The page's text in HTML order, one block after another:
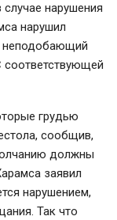
нарушения
нарушил
неподобающий
соответствующей
грудью
сообщив,
должны
заявил
нарушением,
Так что